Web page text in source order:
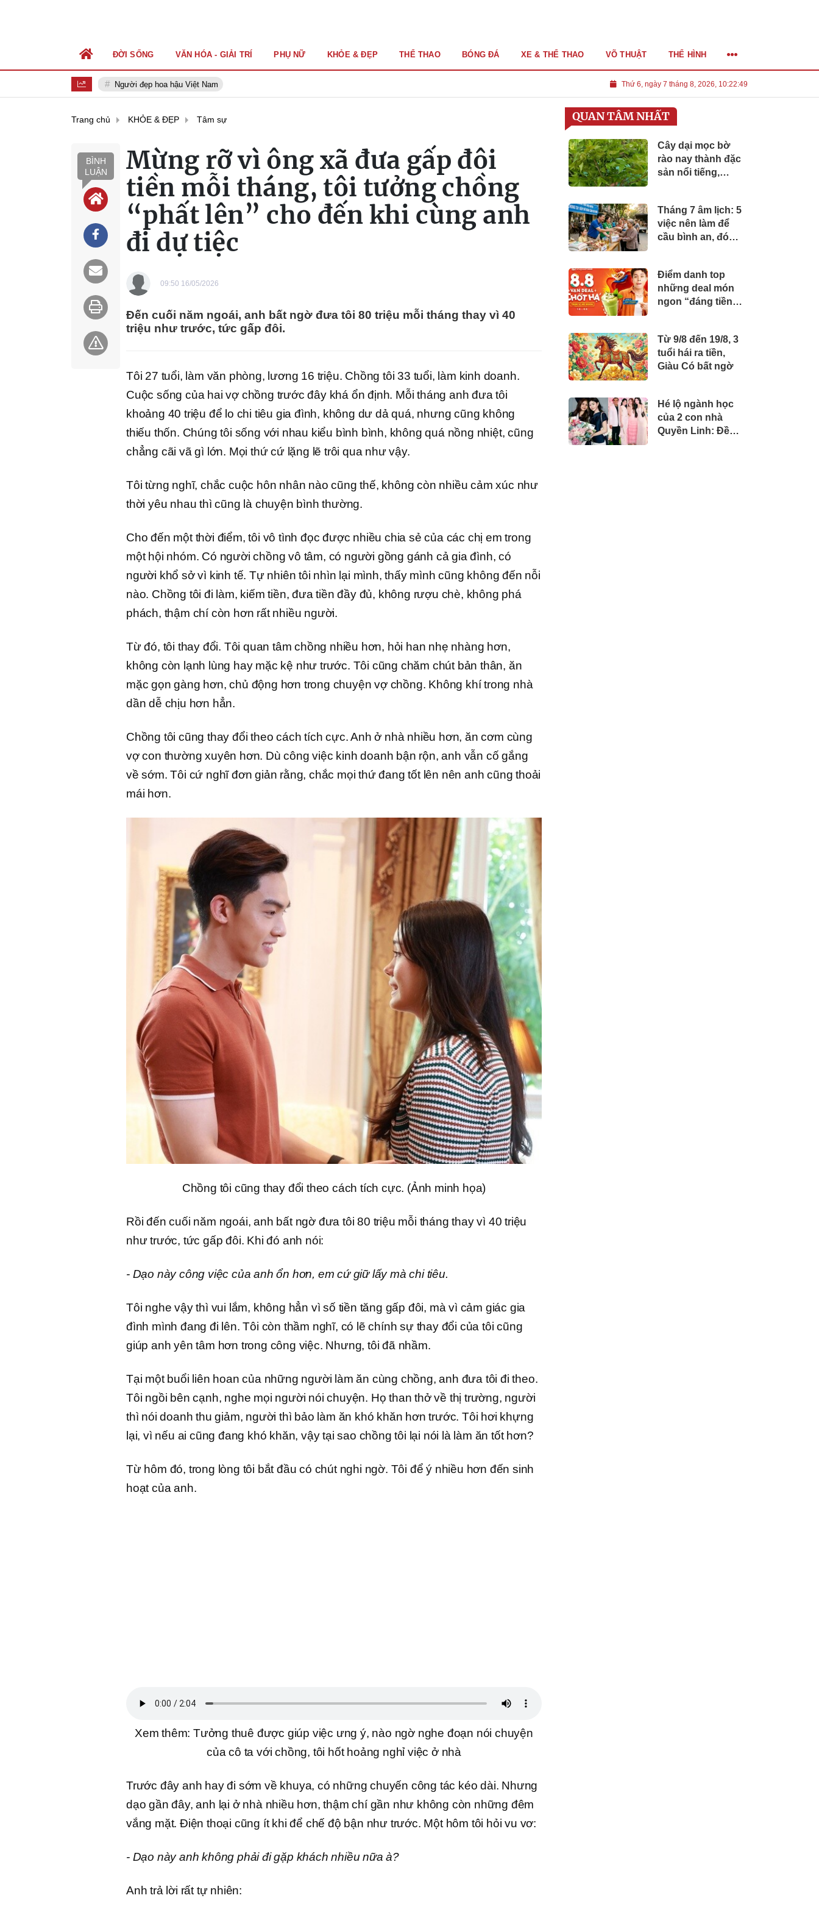
Người đẹp hoa hậu Việt Nam Thứ 6, ngày 7 tháng 8, 2026, 10:22:50
ĐỜI SỐNG VĂN HÓA - GIẢI TRÍ PHỤ NỮ KHỎE & ĐẸP THỂ THAO BÓNG ĐÁ XE & THỂ THAO VÕ THUẬT THỂ HÌNH
Trang chủ KHỎE & ĐẸP Tâm sự
BÌNH
LUẬN
Mừng rỡ vì ông xã đưa gấp đôi
tiền mỗi tháng, tôi tưởng chồng
“phất lên” cho đến khi cùng anh
đi dự tiệc
09:50 16/05/2026
Đến cuối năm ngoái, anh bất ngờ đưa tôi 80 triệu mỗi tháng thay vì 40
triệu như trước, tức gấp đôi.
Tôi 27 tuổi, làm văn phòng, lương 16 triệu. Chồng tôi 33 tuổi, làm kinh doanh.
Cuộc sống của hai vợ chồng trước đây khá ổn định. Mỗi tháng anh đưa tôi
khoảng 40 triệu để lo chi tiêu gia đình, không dư dả quá, nhưng cũng không
thiếu thốn. Chúng tôi sống với nhau kiểu bình bình, không quá nồng nhiệt, cũng
chẳng cãi vã gì lớn. Mọi thứ cứ lặng lẽ trôi qua như vậy.
Tôi từng nghĩ, chắc cuộc hôn nhân nào cũng thế, không còn nhiều cảm xúc như
thời yêu nhau thì cũng là chuyện bình thường.
Cho đến một thời điểm, tôi vô tình đọc được nhiều chia sẻ của các chị em trong
một hội nhóm. Có người chồng vô tâm, có người gồng gánh cả gia đình, có
người khổ sở vì kinh tế. Tự nhiên tôi nhìn lại mình, thấy mình cũng không đến nỗi
nào. Chồng tôi đi làm, kiếm tiền, đưa tiền đầy đủ, không rượu chè, không phá
phách, thậm chí còn hơn rất nhiều người.
Từ đó, tôi thay đổi. Tôi quan tâm chồng nhiều hơn, hỏi han nhẹ nhàng hơn,
không còn lạnh lùng hay mặc kệ như trước. Tôi cũng chăm chút bản thân, ăn
mặc gọn gàng hơn, chủ động hơn trong chuyện vợ chồng. Không khí trong nhà
dần dễ chịu hơn hẳn.
Chồng tôi cũng thay đổi theo cách tích cực. Anh ở nhà nhiều hơn, ăn cơm cùng
vợ con thường xuyên hơn. Dù công việc kinh doanh bận rộn, anh vẫn cố gắng
về sớm. Tôi cứ nghĩ đơn giản rằng, chắc mọi thứ đang tốt lên nên anh cũng thoải
mái hơn.
Chồng tôi cũng thay đổi theo cách tích cực. (Ảnh minh họa)
Rồi đến cuối năm ngoái, anh bất ngờ đưa tôi 80 triệu mỗi tháng thay vì 40 triệu
như trước, tức gấp đôi. Khi đó anh nói:
- Dạo này công việc của anh ổn hơn, em cứ giữ lấy mà chi tiêu.
Tôi nghe vậy thì vui lắm, không hẳn vì số tiền tăng gấp đôi, mà vì cảm giác gia
đình mình đang đi lên. Tôi còn thầm nghĩ, có lẽ chính sự thay đổi của tôi cũng
giúp anh yên tâm hơn trong công việc. Nhưng, tôi đã nhầm.
Tại một buổi liên hoan của những người làm ăn cùng chồng, anh đưa tôi đi theo.
Tôi ngồi bên cạnh, nghe mọi người nói chuyện. Họ than thở về thị trường, người
thì nói doanh thu giảm, người thì bảo làm ăn khó khăn hơn trước. Tôi hơi khựng
lại, vì nếu ai cũng đang khó khăn, vậy tại sao chồng tôi lại nói là làm ăn tốt hơn?
Từ hôm đó, trong lòng tôi bắt đầu có chút nghi ngờ. Tôi để ý nhiều hơn đến sinh
hoạt của anh.
Xem thêm: Tưởng thuê được giúp việc ưng ý, nào ngờ nghe đoạn nói chuyện
của cô ta với chồng, tôi hốt hoảng nghỉ việc ở nhà
Trước đây anh hay đi sớm về khuya, có những chuyến công tác kéo dài. Nhưng
dạo gần đây, anh lại ở nhà nhiều hơn, thậm chí gần như không còn những đêm
vắng mặt. Điện thoại cũng ít khi để chế độ bận như trước. Một hôm tôi hỏi vu vơ:
- Dạo này anh không phải đi gặp khách nhiều nữa à?
Anh trả lời rất tự nhiên:
QUAN TÂM NHẤT
Cây dại mọc bờ
rào nay thành đặc
sản nổi tiếng,
giá 65.000
đồng/kg được
người thành phố
Tháng 7 âm lịch: 5
việc nên làm để
cầu bình an, đón
Điểm danh top
những deal món
ngon “đáng tiền”
Từ 9/8 đến 19/8, 3
tuổi hái ra tiền,
Giàu Có bất ngờ
Hé lộ ngành học
của 2 con nhà
Quyền Linh: Đều